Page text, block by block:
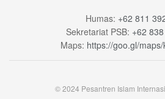
Humas: +62 811
Sekretariat PSB: +62
Maps: https://goo.gl/
© 2024 Pesantren Islam